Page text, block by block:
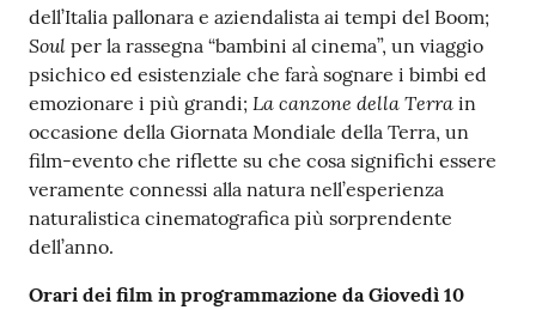
a
g
r
a
f
i
c
i
o
n
dell’Italia pallonara e aziendalista ai tempi del Boom;
Soul per la rassegna “bambini al cinema”, un viaggio
psichico ed esistenziale che farà sognare i bimbi ed
emozionare i più grandi; La canzone della Terra in
occasione della Giornata Mondiale della Terra, un
film-evento che riflette su che cosa significhi essere
veramente connessi alla natura nell’esperienza
naturalistica cinematografica più sorprendente
dell’anno.
Orari dei film in programmazione da Giovedì 10